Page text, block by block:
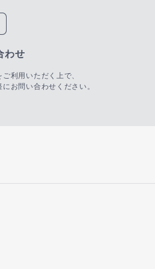
わせ
利用いただく上で、
お問い合わせください。